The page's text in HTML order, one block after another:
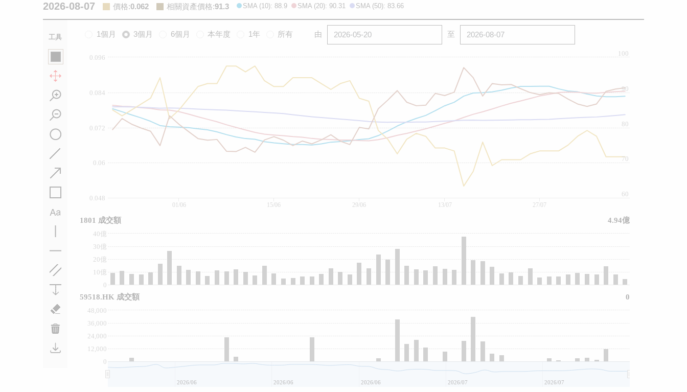
2026-08-07 價格:0.062 相關資產價格:91.3 SMA (10): 88.9 SMA (20): 90.31 SMA (50): 83.66
工具 1個月 3個月 6個月 本年度 1年 所有 由 至
0.048
0.06
0.072
0.084
0.096
60
70
80
90
100
0
10億
20億
30億
40億
0
12,000
24,000
36,000
48,000
01/06 15/06 29/06 13/07 27/07
2026/06 2026/06 2026/06 2026/07 2026/07
1801 成交額 4.94億
59518.HK 成交額 0